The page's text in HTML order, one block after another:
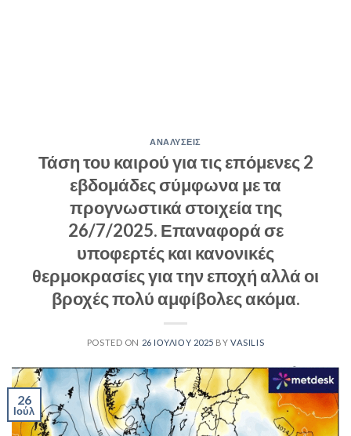
ΑΝΑΛΥΣΕΙΣ
Τάση του καιρού για τις επόμενες 2
εβδομάδες σύμφωνα με τα
προγνωστικά στοιχεία της
26/7/2025. Επαναφορά σε
υποφερτές και κανονικές
θερμοκρασίες για την εποχή αλλά οι
βροχές πολύ αμφίβολες ακόμα.
POSTED ON 26 ΙΟΥΛΊΟΥ 2025 BYVASILIS
26
Ιούλ